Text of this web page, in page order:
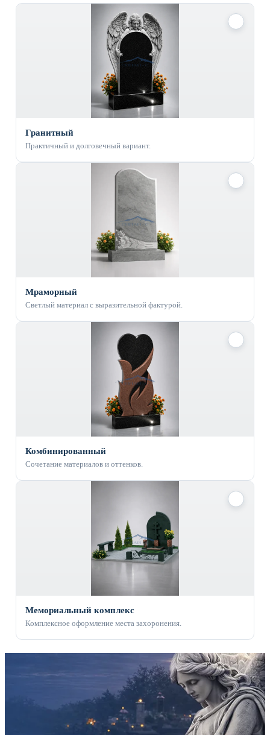
Гранитный
Практичный и долговечный вариант.
Мраморный
Светлый материал с выразительной фактурой.
Комбинированный
Сочетание материалов и оттенков.
Мемориальный комплекс
Комплексное оформление места захоронения.